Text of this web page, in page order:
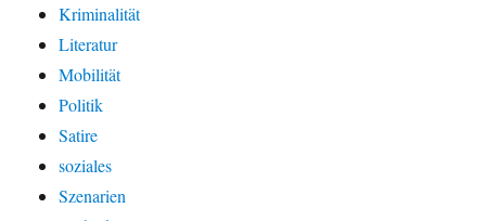
Kriminalität
Literatur
Mobilität
Politik
Satire
soziales
Szenarien